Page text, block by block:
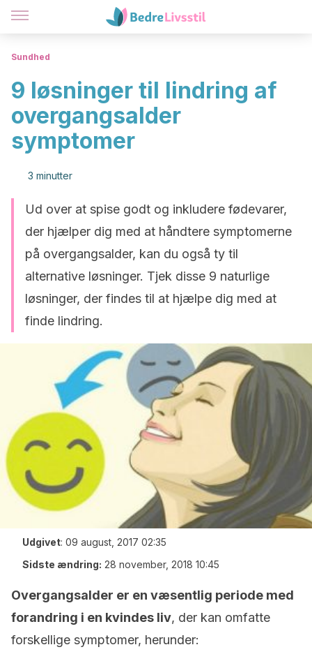
Sundhed
9 løsninger til lindring af
overgangsalder
symptomer
3 minutter
Ud over at spise godt og inkludere fødevarer,
der hjælper dig med at håndtere symptomerne
på overgangsalder, kan du også ty til
alternative løsninger. Tjek disse 9 naturlige
løsninger, der findes til at hjælpe dig med at
finde lindring.
Udgivet: 09 august, 2017 02:35
Sidste ændring: 28 november, 2018 10:45
Overgangsalder er en væsentlig periode med
forandring i en kvindes liv, der kan omfatte
forskellige symptomer, herunder: